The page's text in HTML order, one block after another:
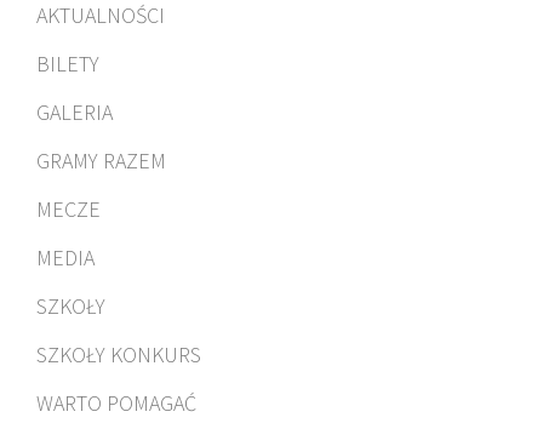
AKTUALNOŚCI
BILETY
GALERIA
GRAMY RAZEM
MECZE
MEDIA
SZKOŁY
SZKOŁY KONKURS
WARTO POMAGAĆ